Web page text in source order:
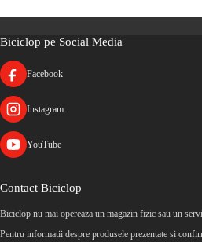
Biciclop pe Social Media
Facebook
Instagram
YouTube
Contact Biciclop
Biciclop nu mai opereaza un magazin fizic sau un
Pentru informatii despre produsele prezentate si